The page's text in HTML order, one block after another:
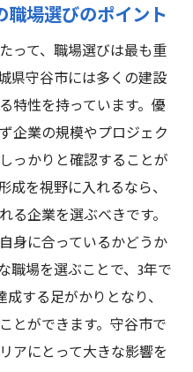
場選びのポイント
って、職場選びは最も重
県守谷市には多くの建設
特性を持っています。優
企業の規模やプロジェク
っかりと確認することが
成を視野に入れるなら、
る企業を選ぶべきです。
身に合っているかどうか
職場を選ぶことで、3年で
する足がかりとなり、
とができます。守谷市で
アにとって大きな影響を